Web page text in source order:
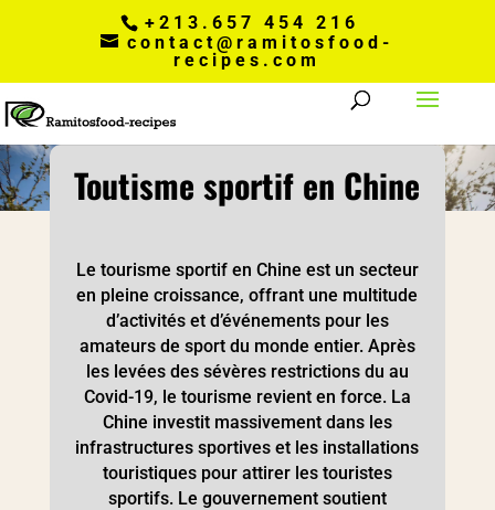
+213.657 454 216
contact@ramitosfood-
recipes.com
Toutisme sportif en Chine
Le tourisme sportif en Chine est un secteur
en pleine croissance, offrant une multitude
d’activités et d’événements pour les
amateurs de sport du monde entier. Après
les levées des sévères restrictions du au
Covid-19, le tourisme revient en force. La
Chine investit massivement dans les
infrastructures sportives et les installations
touristiques pour attirer les touristes
sportifs. Le gouvernement soutient